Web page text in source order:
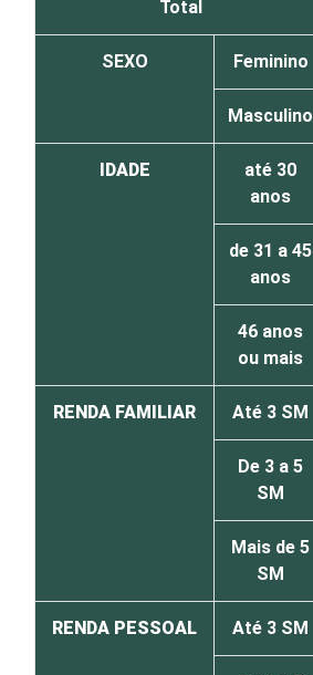
Total
SEXO Feminino
Masculino
IDADE
até 30
anos
de 31 a 45
anos
46 anos
ou mais
RENDA FAMILIAR Até 3 SM
De 3 a 5
SM
Mais de 5
SM
RENDA PESSOAL Até 3 SM